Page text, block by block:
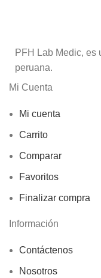
PFH Lab Medic, es
peruana.
Mi Cuenta
Mi cuenta
Carrito
Comparar
Favoritos
Finalizar compra
Información
Contáctenos
Nosotros